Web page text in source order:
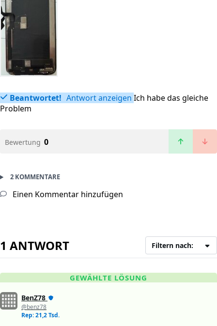
Beantwortet! Antwort anzeigen Ich habe das gleiche
Problem
Bewertung 0
2 KOMMENTARE
Einen Kommentar hinzufügen
1 ANTWORT Filtern nach:
GEWÄHLTE LÖSUNG
BenZ78
@benz78
Rep: 21,2 Tsd.